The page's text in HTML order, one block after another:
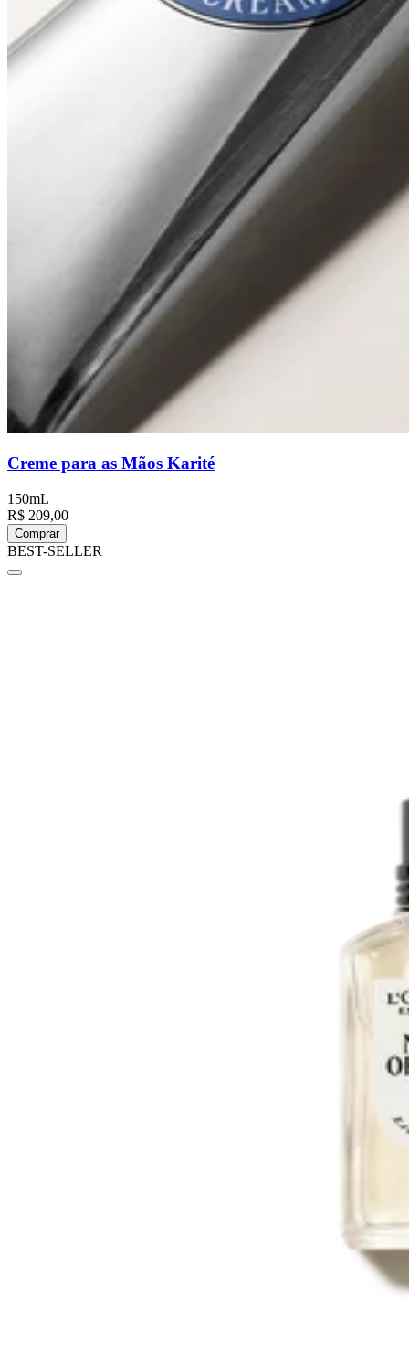
Creme para as Mãos Karité
150mL
R$ 209,00
Comprar
BEST-SELLER